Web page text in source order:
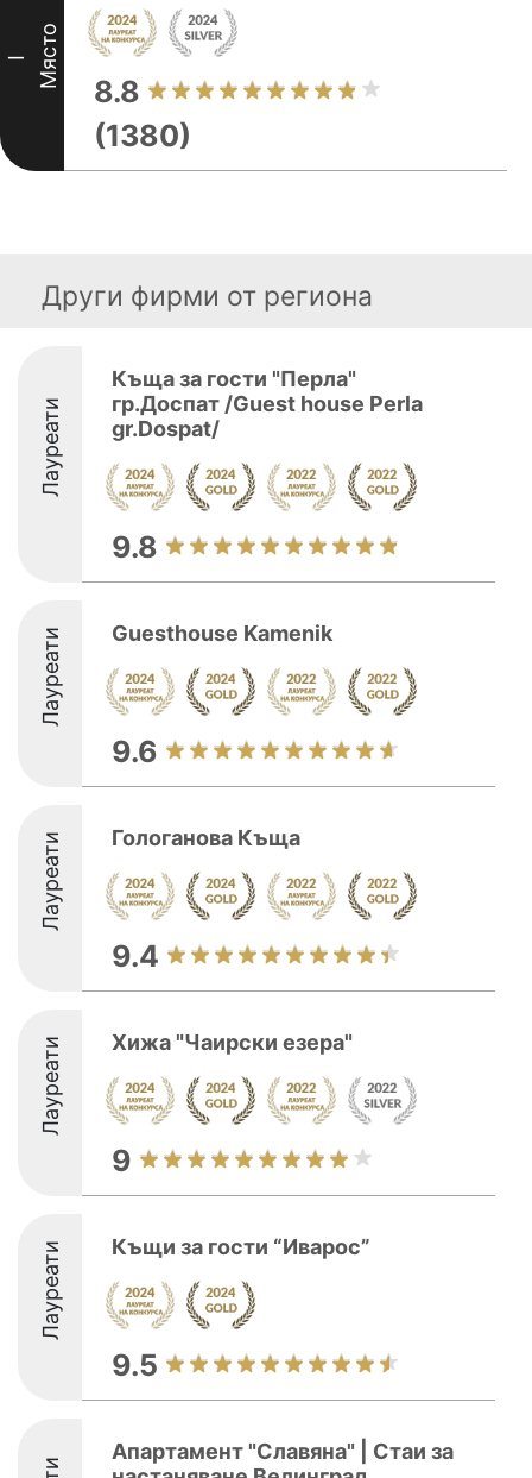
I Място
8.8
(1380)
Други фирми от региона
Лауреати
Къща за гости "Перла"
гр.Доспат /Guest house Perla
gr.Dospat/
9.8
Лауреати Guesthouse Kamenik
9.6
Лауреати Гологанова Къща
9.4
Лауреати Хижа "Чаирски езера"
9
Лауреати Къщи за гости “Иварос”
9.5
Апартамент "Славяна" | Стаи за